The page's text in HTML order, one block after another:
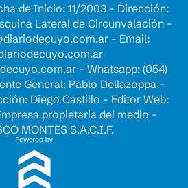
de Inicio: 11/2003 - Dirección:
Lateral de Circunvalación -
- Email:
- Whatsapp: (054)
General: Pablo Dellazoppa -
Diego Castillo - Editor Web:
propietaria del medio -
MONTES S.A.C.I.F.